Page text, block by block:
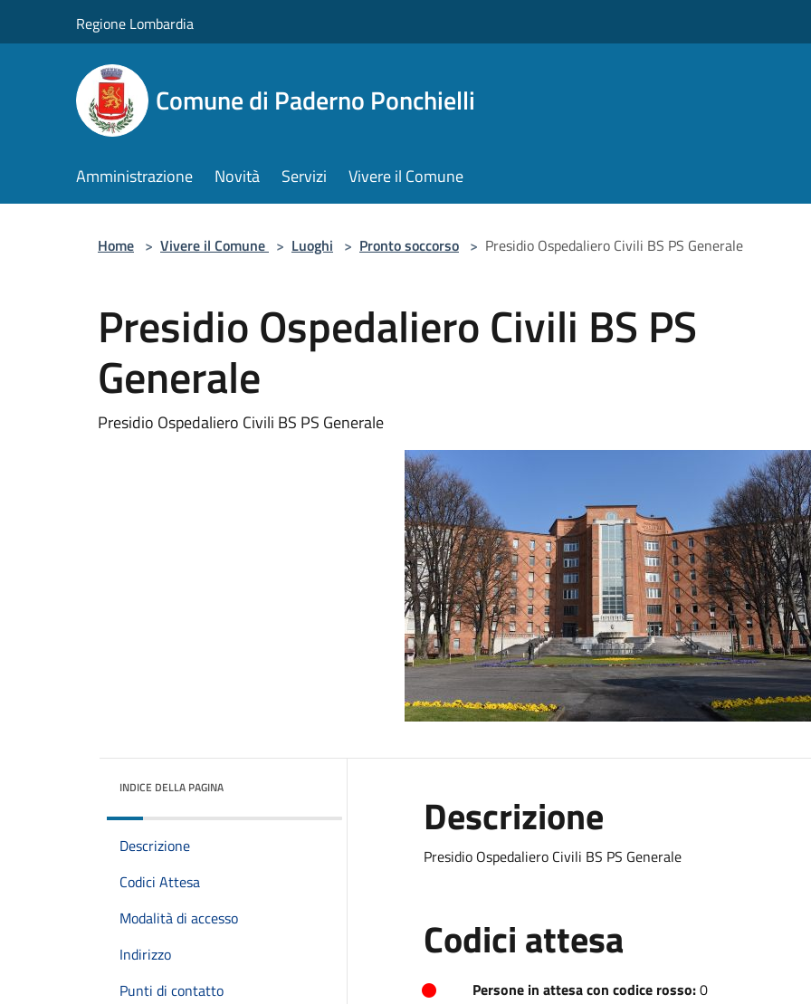
Regione Lombardia
Comune di Paderno Ponchielli
Amministrazione Novità Servizi Vivere il Comune
Home > Vivere il Comune > Luoghi > Pronto soccorso > Presidio Ospedaliero Civili BS PS Generale
Presidio Ospedaliero Civili BS PS
Generale
Presidio Ospedaliero Civili BS PS Generale
INDICE DELLA PAGINA
Descrizione
Codici Attesa
Modalità di accesso
Indirizzo
Punti di contatto
Descrizione
Presidio Ospedaliero Civili BS PS Generale
Codici attesa
Persone in attesa con codice rosso:0